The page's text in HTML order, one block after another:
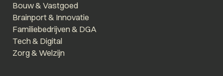
Bouw & Vastgoed
Brainport & Innovatie
Familiebedrijven & DGA
Tech & Digital
Zorg & Welzijn